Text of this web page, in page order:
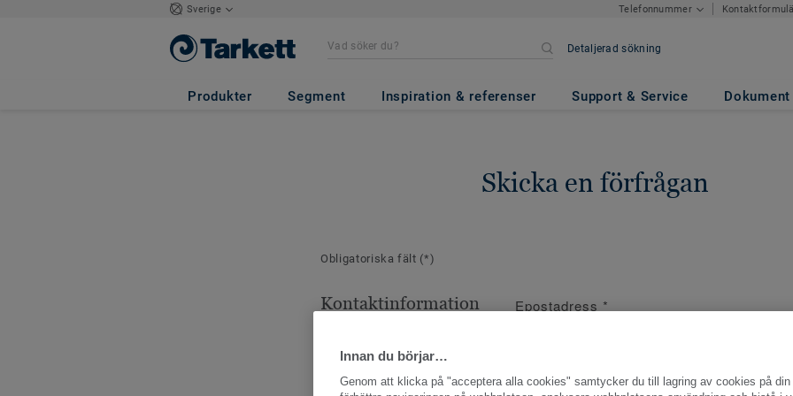
Sverige Telefonnummer
Detaljerad sökning
Produkter Segment Inspiration & referenser Support & Service Dokument
Skicka en förfrågan
Obligatoriska fält (*)
Kontaktinformation Epostadress *
Innan du börjar…
Genom att klicka på "acceptera alla cookies" samtycker du till lagring av cookies på